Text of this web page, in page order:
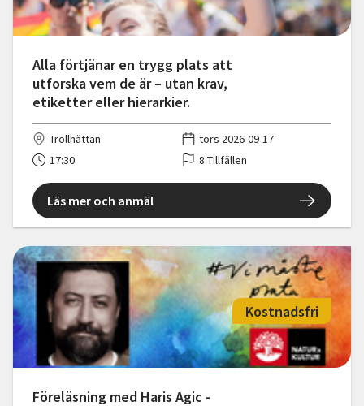
Alla förtjänar en trygg plats att
utforska vem de är – utan krav,
etiketter eller hierarkier.
Trollhättan
tors 2026-09-17
17:30
8 Tillfällen
Läs mer och anmäl
Föreläsning med Haris Agic -
Kostnadsfri